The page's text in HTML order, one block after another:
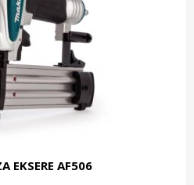
EKSERE AF506